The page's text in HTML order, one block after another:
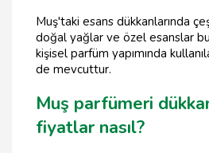
Muş'taki esans dükkanlarında
doğal yağlar ve özel esanslar
kişisel parfüm yapımında
de mevcuttur.
Muş parfümeri
fiyatlar nasıl?